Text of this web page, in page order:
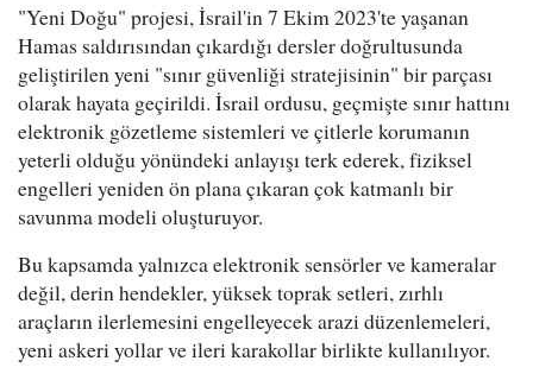
"Yeni Doğu" projesi, İsrail'in 7 Ekim 2023'te yaşanan
Hamas saldırısından çıkardığı dersler doğrultusunda
geliştirilen yeni "sınır güvenliği stratejisinin" bir parçası
olarak hayata geçirildi. İsrail ordusu, geçmişte sınır hattını
elektronik gözetleme sistemleri ve çitlerle korumanın
yeterli olduğu yönündeki anlayışı terk ederek, fiziksel
engelleri yeniden ön plana çıkaran çok katmanlı bir
savunma modeli oluşturuyor.
Bu kapsamda yalnızca elektronik sensörler ve kameralar
değil, derin hendekler, yüksek toprak setleri, zırhlı
araçların ilerlemesini engelleyecek arazi düzenlemeleri,
yeni askeri yollar ve ileri karakollar birlikte kullanılıyor.